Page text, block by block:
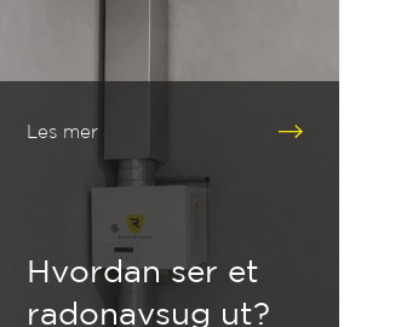
Les mer
Hvordan ser et
radonavsug ut?